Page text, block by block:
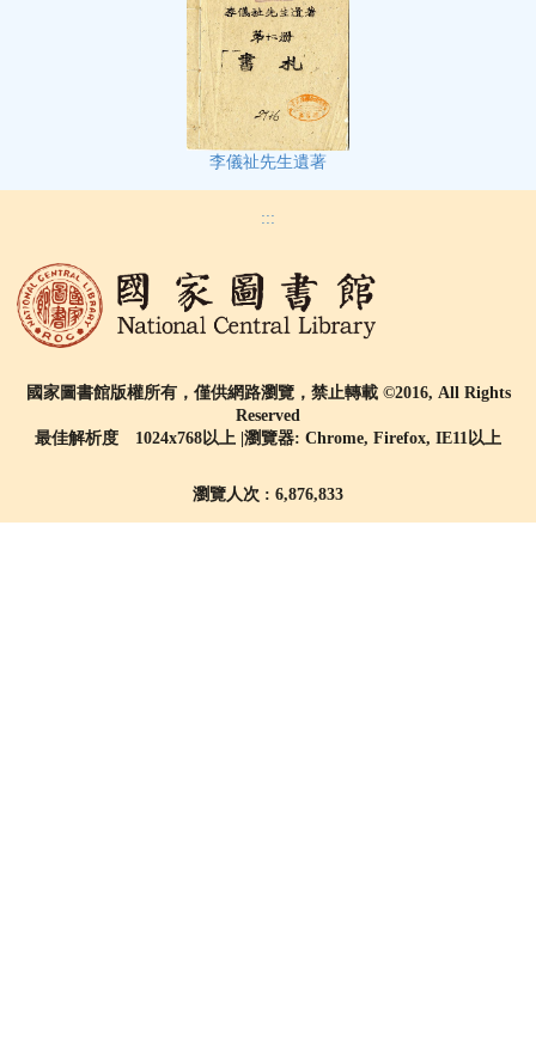
李儀祉先生遺著
:::
國家圖書館版權所有，僅供網路瀏覽，禁止轉載 ©2016, All Rights
Reserved
最佳解析度 1024x768以上 |瀏覽器: Chrome, Firefox, IE11以上
瀏覽人次 : 6,876,833